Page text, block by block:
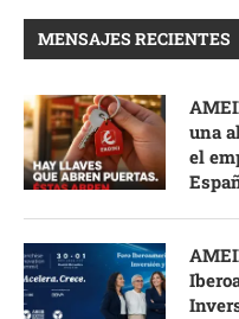
MENSAJES RECIENTES
una
el